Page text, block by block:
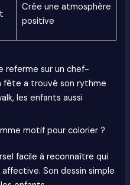
Crée une atmosphère
positive
referme sur un chef-
fête a trouvé son rythme
les enfants aussi
motif pour colorier ?
facile à reconnaître qui
Son dessin simple